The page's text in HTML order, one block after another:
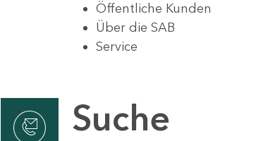
Öffentliche Kunden
Über die SAB
Service
Suche